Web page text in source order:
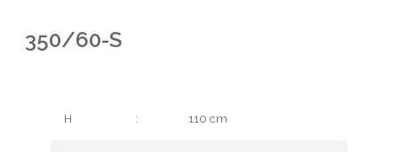
350/60-S
H : 110 cm